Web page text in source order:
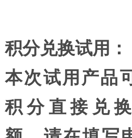
积分兑换试用：
本次试用产品
积分直接兑